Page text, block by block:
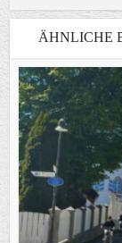
ÄHNLICHE